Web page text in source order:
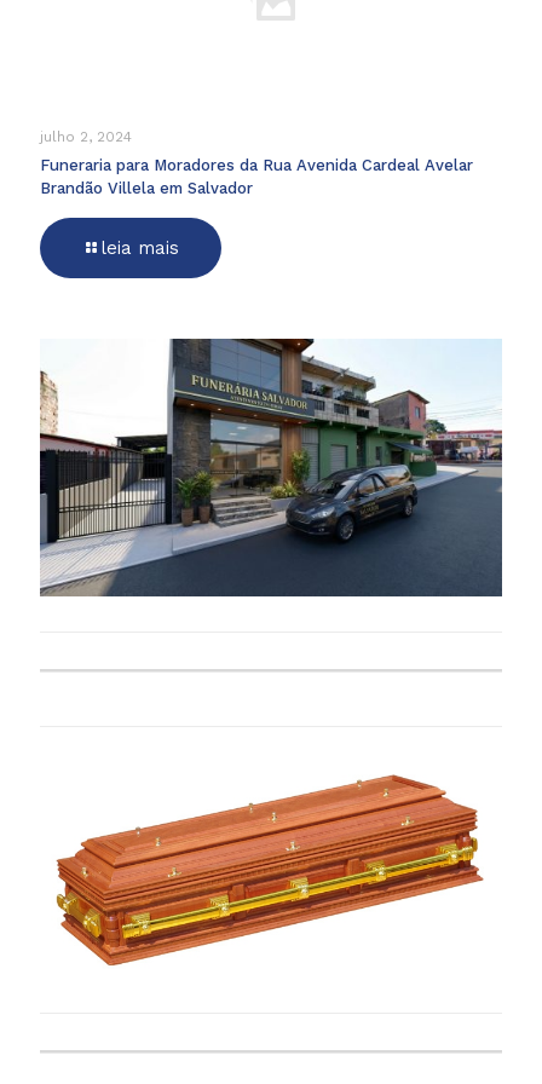
julho 2, 2024
Funeraria para Moradores da Rua Avenida Cardeal Avelar
Brandão Villela em Salvador
leia mais